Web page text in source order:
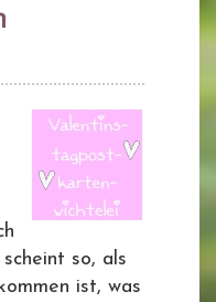
so, als
ist, was